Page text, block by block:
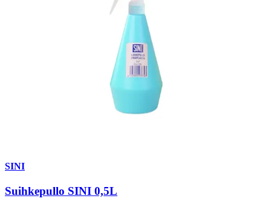
SINI
Suihkepullo SINI 0,5L